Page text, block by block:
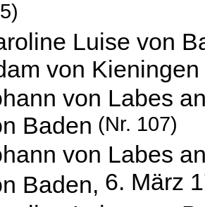
Luise von
von Kieningen
von Labes
Baden (Nr. 107)
von Labes
Baden, 6. März